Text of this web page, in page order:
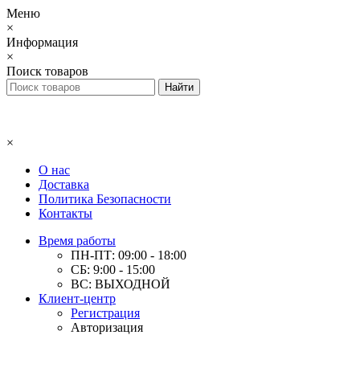
Меню
×
Информация
×
Поиск товаров
×
О нас
Доставка
Политика Безопасности
Контакты
Время работы
ПН-ПТ: 09:00 - 18:00
СБ: 9:00 - 15:00
ВС: ВЫХОДНОЙ
Клиент-центр
Регистрация
Авторизация